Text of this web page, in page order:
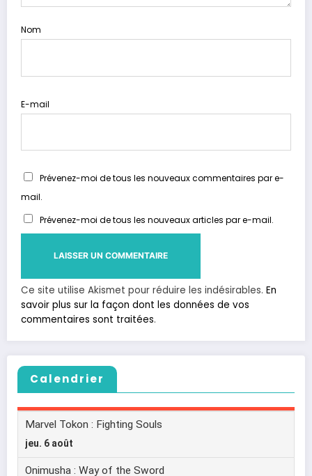
Nom
E-mail
Prévenez-moi de tous les nouveaux commentaires par e-
mail.
Prévenez-moi de tous les nouveaux articles par e-mail.
Ce site utilise Akismet pour réduire les indésirables. En
savoir plus sur la façon dont les données de vos
commentaires sont traitées.
Calendrier